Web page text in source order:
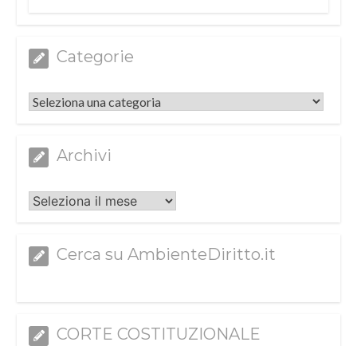
Categorie
Categorie
Archivi
Archivi
Cerca su AmbienteDiritto.it
CORTE COSTITUZIONALE